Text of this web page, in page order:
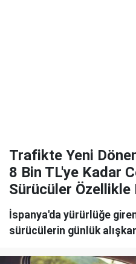
Trafikte Yeni
8 Bin TL'ye Kadar
Sürücüler Özellikle
​​​​​​​İspanya'da yürürlüğe
sürücülerin günlük